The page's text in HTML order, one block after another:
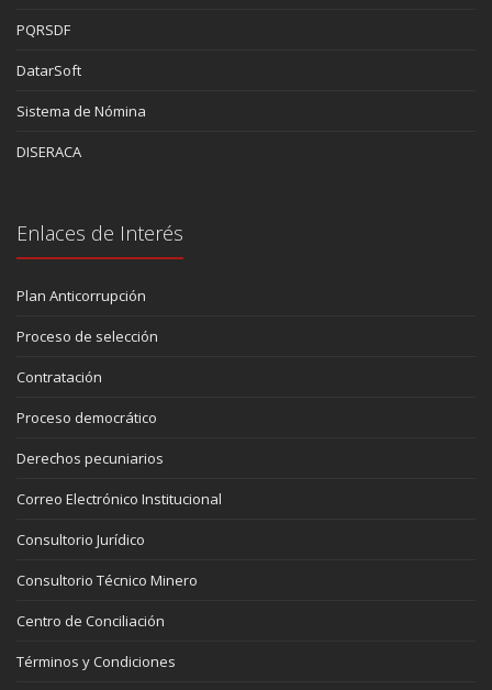
PQRSDF
DatarSoft
Sistema de Nómina
DISERACA
Enlaces de Interés
Plan Anticorrupción
Proceso de selección
Contratación
Proceso democrático
Derechos pecuniarios
Correo Electrónico Institucional
Consultorio Jurídico
Consultorio Técnico Minero
Centro de Conciliación
Términos y Condiciones